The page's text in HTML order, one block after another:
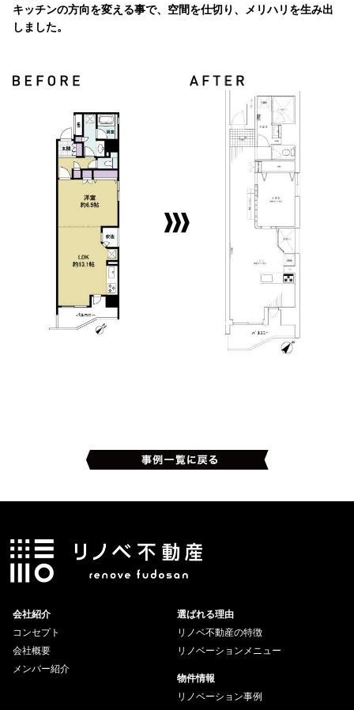
キッチンの方向を変える事で、空間を仕切り、メリハリを生み出
しました。
会社紹介
コンセプト
会社概要
メンバー紹介
選ばれる理由
リノベ不動産の特徴
リノベーションメニュー
物件情報
リノベーション事例